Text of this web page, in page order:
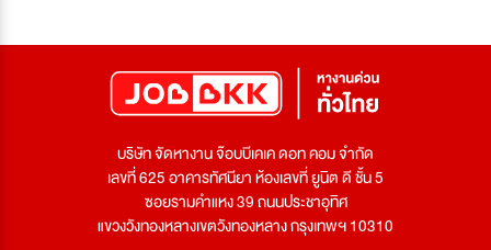
บริษัท จัดหางาน จ๊อบบีเคเค ดอท คอม จำกัด
เลขที่ 625 อาคารทัศนียา ห้องเลขที่ ยูนิต ดี ชั้น 5
ซอยรามคำแหง 39 ถนนประชาอุทิศ
แขวงวังทองหลางเขตวังทองหลาง กรุงเทพฯ 10310